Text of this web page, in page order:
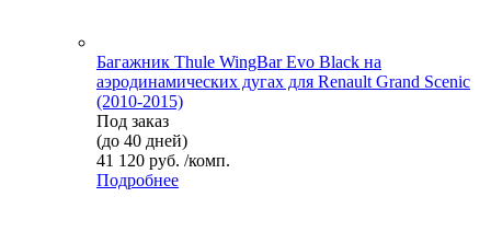
Багажник Thule WingBar Evo Black на
аэродинамических дугах для Renault Grand Scenic
(2010-2015)
Под заказ
(до 40 дней)
41 120 руб. /комп.
Подробнее